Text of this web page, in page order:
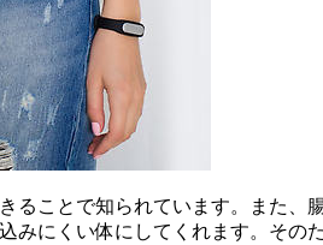
ことで知られています。また
みにくい体にしてくれます。そ